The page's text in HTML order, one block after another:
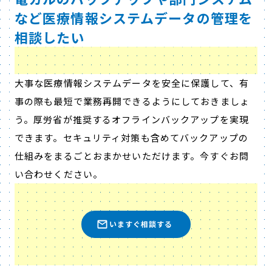
など医療情報システムデータの管理を
相談したい
大事な医療情報システムデータを安全に保護して、有
事の際も最短で業務再開できるようにしておきましょ
う。厚労省が推奨するオフラインバックアップを実現
できます。セキュリティ対策も含めてバックアップの
仕組みをまるごとおまかせいただけます。今すぐお問
い合わせください。
いますぐ相談する